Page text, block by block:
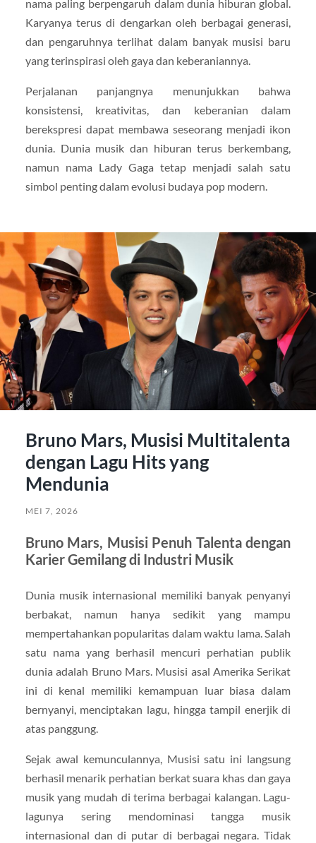
nama paling berpengaruh dalam dunia hiburan global.
Karyanya terus di dengarkan oleh berbagai generasi,
dan pengaruhnya terlihat dalam banyak musisi baru
yang terinspirasi oleh gaya dan keberaniannya.
Perjalanan panjangnya menunjukkan bahwa
konsistensi, kreativitas, dan keberanian dalam
berekspresi dapat membawa seseorang menjadi ikon
dunia. Dunia musik dan hiburan terus berkembang,
namun nama Lady Gaga tetap menjadi salah satu
simbol penting dalam evolusi budaya pop modern.
Bruno Mars, Musisi Multitalenta
dengan Lagu Hits yang
Mendunia
MEI 7, 2026
Bruno Mars, Musisi Penuh Talenta dengan
Karier Gemilang di Industri Musik
Dunia musik internasional memiliki banyak penyanyi
berbakat, namun hanya sedikit yang mampu
mempertahankan popularitas dalam waktu lama. Salah
satu nama yang berhasil mencuri perhatian publik
dunia adalah Bruno Mars. Musisi asal Amerika Serikat
ini di kenal memiliki kemampuan luar biasa dalam
bernyanyi, menciptakan lagu, hingga tampil enerjik di
atas panggung.
Sejak awal kemunculannya, Musisi satu ini langsung
berhasil menarik perhatian berkat suara khas dan gaya
musik yang mudah di terima berbagai kalangan. Lagu-
lagunya sering mendominasi tangga musik
internasional dan di putar di berbagai negara. Tidak